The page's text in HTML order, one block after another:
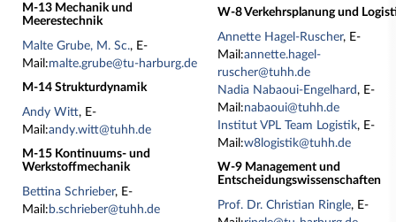
M-13 Mechanik und
Meerestechnik
Malte Grube, M. Sc., E-
Mail:malte.grube@tu-harburg.de
M-14 Strukturdynamik
Andy Witt, E-
Mail:andy.witt@tuhh.de
M-15 Kontinuums- und
Werkstoffmechanik
Bettina Schrieber, E-
Mail: b.schrieber@tuhh.de
W-8 Verkehrsplanung und
Annette Hagel-Ruscher, E-
Mail:annette.hagel-
ruscher@tuhh.de
Nadia Nabaoui-Engelhard, E-
Mail:nabaoui@tuhh.de
Institut VPL Team Logistik, E-
Mail:w8logistik@tuhh.de
W-9 Management und
Entscheidungswissenschaften
Prof. Dr. Christian Ringle, E-